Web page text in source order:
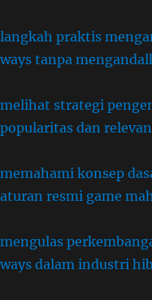
langkah praktis
ways tanpa
melihat strategi
popularitas dan
memahami konsep
aturan resmi game
mengulas
ways dalam industri